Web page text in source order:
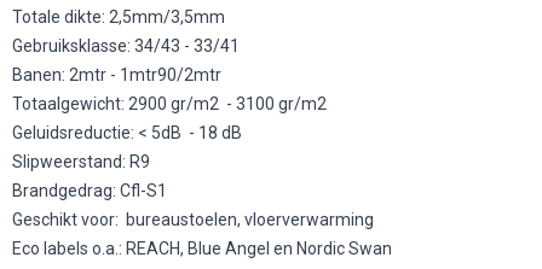
Totale dikte: 2,5mm/3,5mm
Gebruiksklasse: 34/43 - 33/41
Banen: 2mtr - 1mtr90/2mtr
Totaalgewicht: 2900 gr/m2 - 3100 gr/m2
Geluidsreductie: < 5dB - 18 dB
Slipweerstand: R9
Brandgedrag: Cfl-S1
Geschikt voor: bureaustoelen, vloerverwarming
Eco labels o.a.: REACH, Blue Angel en Nordic Swan